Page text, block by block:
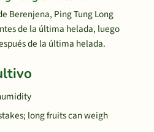
Berenjena, Ping Tung Long
de la última helada, luego
de la última helada.
long fruits can weigh